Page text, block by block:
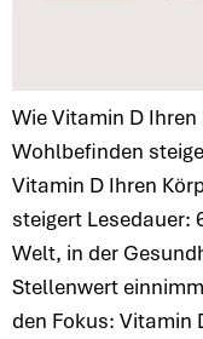
Wie Vitamin D
Wohlbefinden
Vitamin D Ihren
steigert Lesedauer:
Welt, in der
Stellenwert
den Fokus: Vitamin